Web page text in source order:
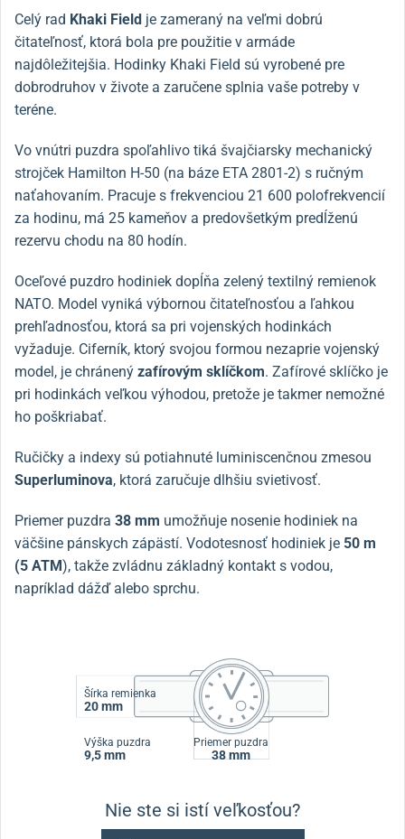
Celý rad Khaki Field je zameraný na veľmi dobrú
čitateľnosť, ktorá bola pre použitie v armáde
najdôležitejšia. Hodinky Khaki Field sú vyrobené pre
dobrodruhov v živote a zaručene splnia vaše potreby v
teréne.
Vo vnútri puzdra spoľahlivo tiká švajčiarsky mechanický
strojček Hamilton H-50 (na báze ETA 2801-2) s ručným
naťahovaním. Pracuje s frekvenciou 21 600 polofrekvencií
za hodinu, má 25 kameňov a predovšetkým predĺženú
rezervu chodu na 80 hodín.
Oceľové puzdro hodiniek dopĺňa zelený textilný remienok
NATO. Model vyniká výbornou čitateľnosťou a ľahkou
prehľadnosťou, ktorá sa pri vojenských hodinkách
vyžaduje. Ciferník, ktorý svojou formou nezaprie vojenský
model, je chránený zafírovým sklíčkom. Zafírové sklíčko je
pri hodinkách veľkou výhodou, pretože je takmer nemožné
ho poškriabať.
Ručičky a indexy sú potiahnuté luminiscenčnou zmesou
Superluminova, ktorá zaručuje dlhšiu svietivosť.
Priemer puzdra 38 mm umožňuje nosenie hodiniek na
väčšine pánskych zápästí. Vodotesnosť hodiniek je 50 m
(5 ATM), takže zvládnu základný kontakt s vodou,
napríklad dážď alebo sprchu.
Šírka remienka
20 mm
Výška puzdra
9,5 mm
Priemer puzdra
38 mm
Nie ste si istí veľkosťou?